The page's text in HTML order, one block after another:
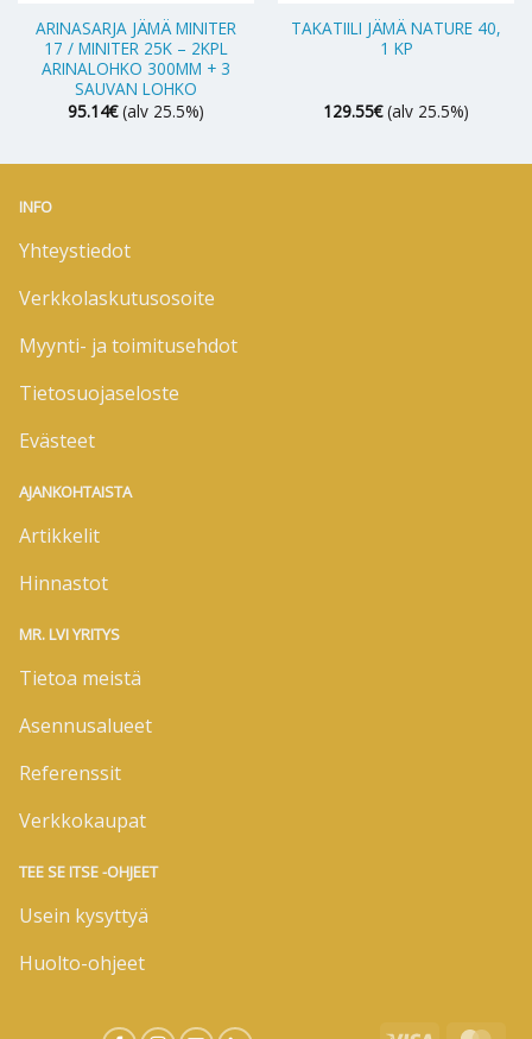
ARINASARJA JÄMÄ MINITER
17 / MINITER 25K – 2KPL
ARINALOHKO 300MM + 3
SAUVAN LOHKO
95.14€ (alv 25.5%)
TAKATIILI JÄMÄ NATURE 40,
1 KP
129.55€ (alv 25.5%)
INFO
Yhteystiedot
Verkkolaskutusosoite
Myynti- ja toimitusehdot
Tietosuojaseloste
Evästeet
AJANKOHTAISTA
Artikkelit
Hinnastot
MR. LVI YRITYS
Tietoa meistä
Asennusalueet
Referenssit
Verkkokaupat
TEE SE ITSE -OHJEET
Usein kysyttyä
Huolto-ohjeet